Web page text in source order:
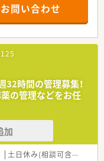
ほどの距離に位置して
つつ、1日約80枚から
日約200件の個人宅や5
万円から550万円の間
っかり休息を取りながら
慮した上で給与額が最
お問い合わせ
時間の管理募集！
の管理などをお任
加
土日休み(相談可含む)